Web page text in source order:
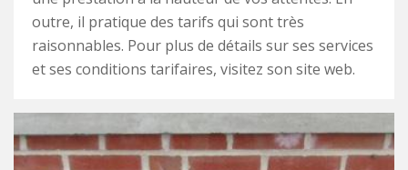
outre, il pratique des tarifs qui sont très
raisonnables. Pour plus de détails sur ses services
et ses conditions tarifaires, visitez son site web.